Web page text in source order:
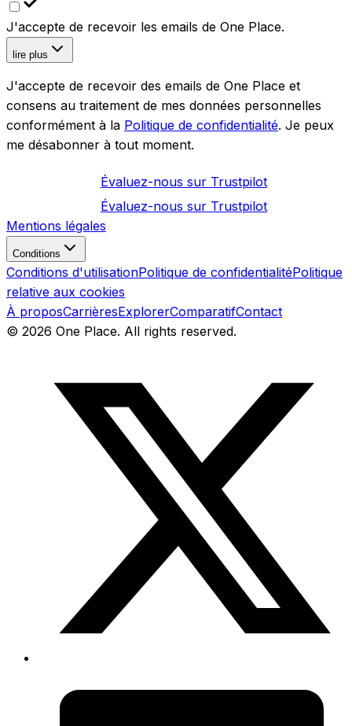
J'accepte de recevoir les emails de One Place.
lire plus
J'accepte de recevoir des emails de One Place et
consens au traitement de mes données personnelles
conformément à la Politique de confidentialité. Je peux
me désabonner à tout moment.
Évaluez-nous sur Trustpilot
Évaluez-nous sur Trustpilot
Mentions légales
Conditions
Conditions d'utilisationPolitique de confidentialitéPolitique
relative aux cookies
À proposCarrièresExplorerComparatifContact
© 2026 One Place. All rights reserved.